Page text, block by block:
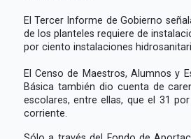
El Tercer Informe de Gobierno
de los planteles requiere de
por ciento instalaciones
El Censo de Maestros, Alumnos y
Básica también dio cuenta de
escolares, entre ellas, que el 31
corriente.